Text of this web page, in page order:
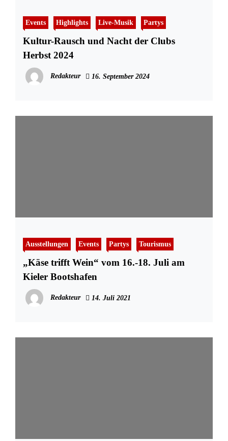
Events Highlights Live-Musik Partys
Kultur-Rausch und Nacht der Clubs
Herbst 2024
Redakteur 16. September 2024
Ausstellungen Events Partys Tourismus
„Käse trifft Wein“ vom 16.-18. Juli am
Kieler Bootshafen
Redakteur 14. Juli 2021